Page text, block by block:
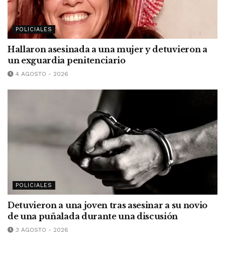
POLICIALES
Hallaron asesinada a una mujer y detuvieron a
un exguardia penitenciario
4 AGOSTO - 2026
POLICIALES
Detuvieron a una joven tras asesinar a su novio
de una puñalada durante una discusión
3 AGOSTO - 2026